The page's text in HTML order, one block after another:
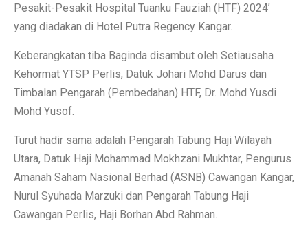
Pesakit-Pesakit Hospital Tuanku Fauziah (HTF) 2024’
yang diadakan di Hotel Putra Regency Kangar.
Keberangkatan tiba Baginda disambut oleh Setiausaha
Kehormat YTSP Perlis, Datuk Johari Mohd Darus dan
Timbalan Pengarah (Pembedahan) HTF, Dr. Mohd Yusdi
Mohd Yusof.
Turut hadir sama adalah Pengarah Tabung Haji Wilayah
Utara, Datuk Haji Mohammad Mokhzani Mukhtar, Pengurus
Amanah Saham Nasional Berhad (ASNB) Cawangan Kangar,
Nurul Syuhada Marzuki dan Pengarah Tabung Haji
Cawangan Perlis, Haji Borhan Abd Rahman.